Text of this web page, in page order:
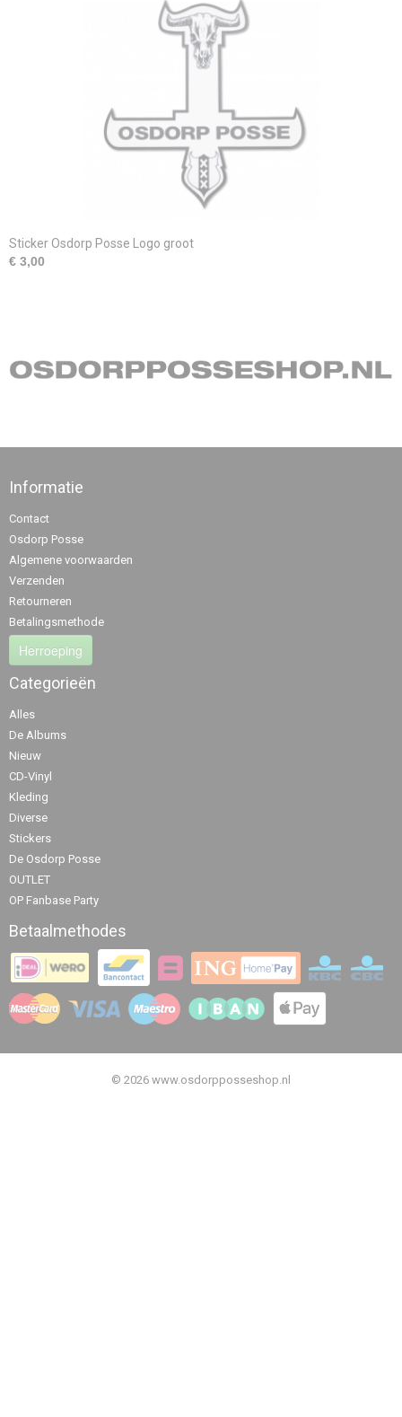
Sticker Osdorp Posse Logo groot
€ 3,00
Informatie
Contact
Osdorp Posse
Algemene voorwaarden
Verzenden
Retourneren
Betalingsmethode
Herroeping
Categorieën
Alles
De Albums
Nieuw
CD-Vinyl
Kleding
Diverse
Stickers
De Osdorp Posse
OUTLET
OP Fanbase Party
Betaalmethodes
© 2026 www.osdorpposseshop.nl